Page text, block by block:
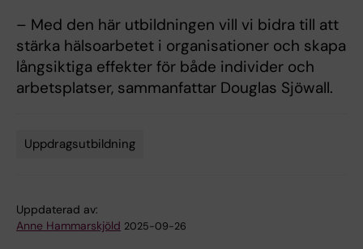
– Med den här utbildningen vill vi bidra till att
stärka hälsoarbetet i organisationer och skapa
långsiktiga effekter för både individer och
arbetsplatser, sammanfattar Douglas Sjöwall.
Tags
Uppdragsutbildning
Uppdaterad av:
Anne Hammarskjöld 2025-09-26